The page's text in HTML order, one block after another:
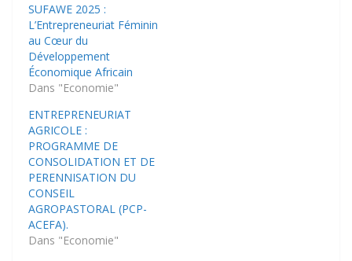
SUFAWE 2025 :
L’Entrepreneuriat Féminin
au Cœur du
Développement
Économique Africain
Dans "Economie"
ENTREPRENEURIAT
AGRICOLE :
PROGRAMME DE
CONSOLIDATION ET DE
PERENNISATION DU
CONSEIL
AGROPASTORAL (PCP-
ACEFA).
Dans "Economie"